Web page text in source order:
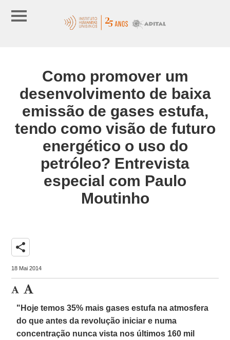
Como promover um
desenvolvimento de baixa
emissão de gases estufa,
tendo como visão de futuro
energético o uso do
petróleo? Entrevista
especial com Paulo
Moutinho
share
18 Mai 2014
"Hoje temos 35% mais gases estufa na atmosfera
do que antes da revolução iniciar e numa
concentração nunca vista nos últimos 160 mil